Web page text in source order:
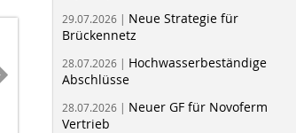
29.07.2026 | Neue Strategie für
Brückennetz
28.07.2026 | Hochwasserbeständige
Abschlüsse
28.07.2026 | Neuer GF für Novoferm
Vertrieb